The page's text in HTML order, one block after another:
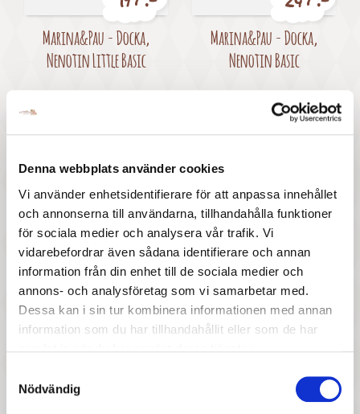
Denna webbplats använder cookies
Vi använder enhetsidentifierare för att anpassa innehållet
och annonserna till användarna, tillhandahålla funktioner
för sociala medier och analysera vår trafik. Vi
vidarebefordrar även sådana identifierare och annan
information från din enhet till de sociala medier och
annons- och analysföretag som vi samarbetar med.
Dessa kan i sin tur kombinera informationen med annan
information som du har tillhandahållit eller som de har
Nödvändig
Pris
Marina&Pau - Docka,
Nenotin Little Basic
Pris
Marina&Pau - Docka,
Nenotin Basic
827 :-
Marina&Pau - Docka, Teo
847 :-
Marina&Pau - Docka, Alina
Visar 1-4 av 4 objekt
